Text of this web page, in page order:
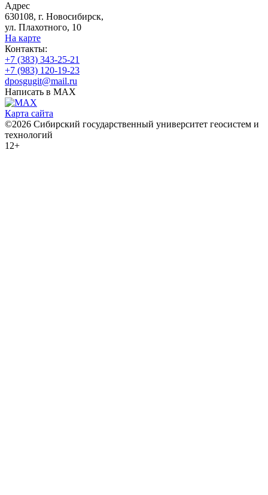
Адрес
630108, г. Новосибирск,
ул. Плахотного, 10
На карте
Контакты:
+7 (383) 343-25-21
+7 (983) 120-19-23
dposgugit@mail.ru
Написать в MAX
Карта сайта
©2026 Сибирский государственный университет геосистем и
технологий
12+